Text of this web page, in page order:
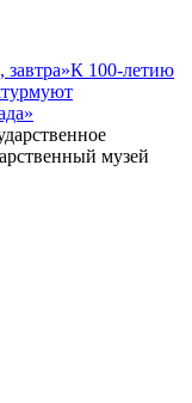
К 100-летию
музей